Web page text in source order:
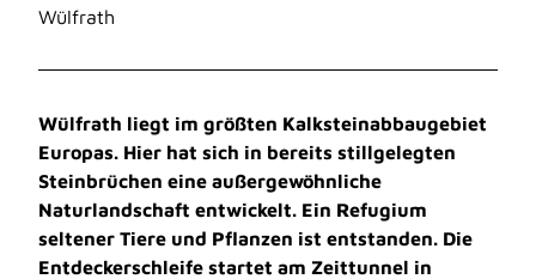
Wülfrath
Wülfrath liegt im größten Kalksteinabbaugebiet
Europas. Hier hat sich in bereits stillgelegten
Steinbrüchen eine außergewöhnliche
Naturlandschaft entwickelt. Ein Refugium
seltener Tiere und Pflanzen ist entstanden. Die
Entdeckerschleife startet am Zeittunnel in